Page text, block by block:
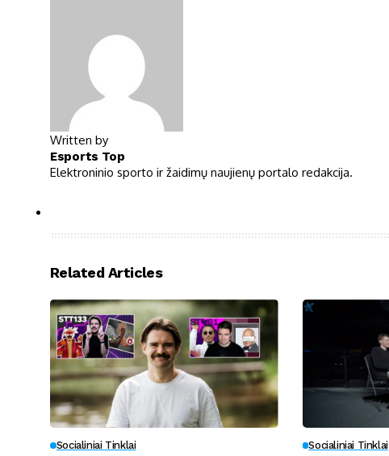
Written by
Esports Top
Elektroninio sporto ir žaidimų naujienų portalo redakcija.
Related Articles
Socialiniai Tinklai Socialiniai Tinklai